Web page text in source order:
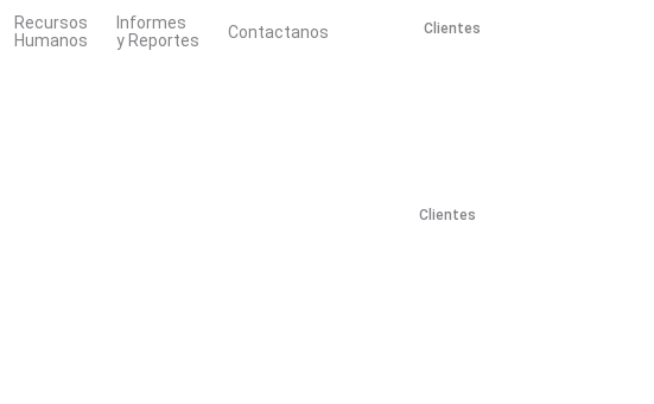
Recursos
Humanos
Informes
y Reportes
Contactanos
Clientes
Clientes